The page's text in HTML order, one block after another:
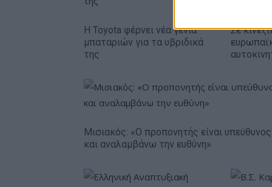
Η Toyota φέρνει νέα γενιά
μπαταριών για τα υβριδικά
της
Σε
Μισιακός: «Ο προπονητής είναι υπεύθυνος
και αναλαμβάνω την ευθύνη»